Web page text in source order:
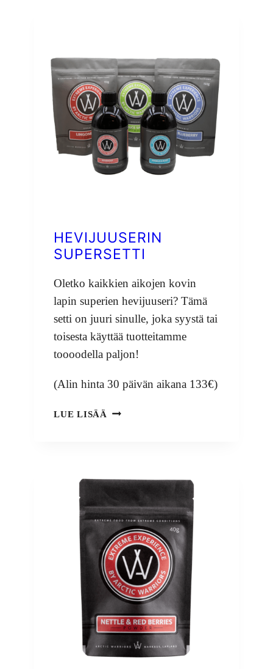
HEVIJUUSERIN
SUPERSETTI
Oletko kaikkien aikojen kovin
lapin superien hevijuuseri? Tämä
setti on juuri sinulle, joka syystä tai
toisesta käyttää tuotteitamme
toooodella paljon!
(Alin hinta 30 päivän aikana 133€)
LUE LISÄÄ HEVIJUUSERIN